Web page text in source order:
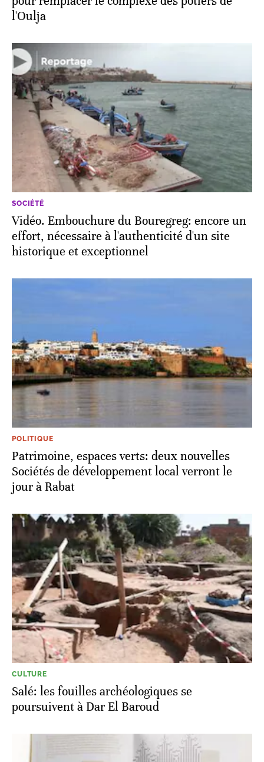
l'Oulja
SOCIÉTÉ
Vidéo. Embouchure du Bouregreg: encore un
effort, nécessaire à l'authenticité d'un site
historique et exceptionnel
POLITIQUE
Patrimoine, espaces verts: deux nouvelles
Sociétés de développement local verront le
jour à Rabat
CULTURE
Salé: les fouilles archéologiques se
poursuivent à Dar El Baroud